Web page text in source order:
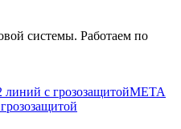
системы. Работаем по
МЕТА